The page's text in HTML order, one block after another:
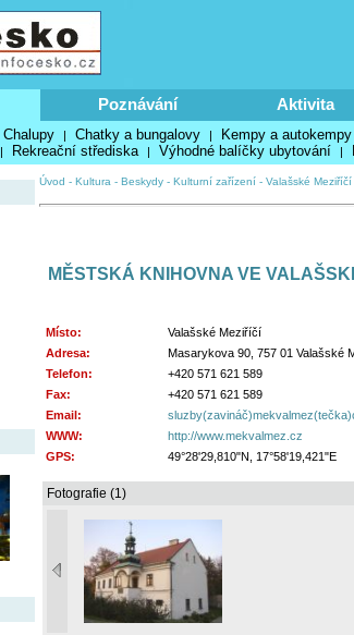
Poznávání Aktivita
Chalupy | Chatky a bungalovy | Kempy a autokempy
| Rekreační střediska | Výhodné balíčky ubytování |
Úvod - Kultura - Beskydy- Kulturní zařízení- Valašské Meziříčí
MĚSTSKÁ KNIHOVNA VE
Místo:
Valašské Meziříčí
Adresa:
Masarykova 90, 757 01 Valašské
Telefon:
+420 571 621 589
Fax:
+420 571 621 589
Email:
WWW:
http://www.mekvalmez.cz
GPS:
49°28'29,810"N, 17°58'19,421"E
Fotografie (1)